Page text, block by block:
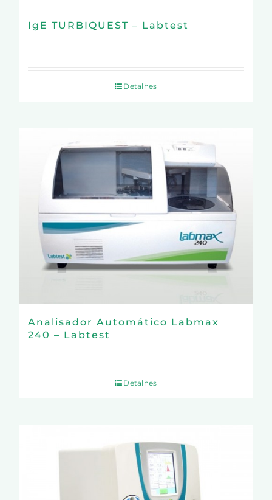
IgE TURBIQUEST – Labtest
Detalhes
Analisador Automático Labmax
240 – Labtest
Detalhes